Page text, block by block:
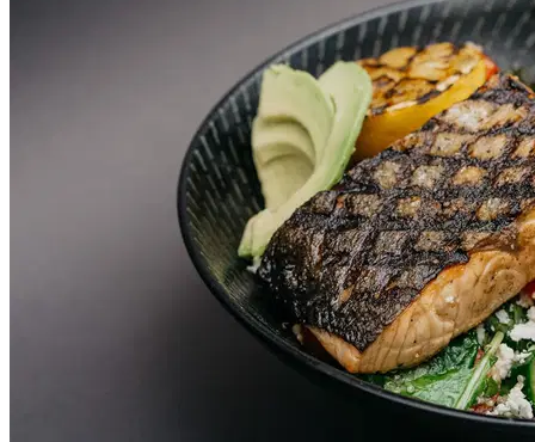
*Estos planes son guías de entrenamiento que NO
incluyen seguimiento, valoración personalizada ni
llamada inicial de onboarding.